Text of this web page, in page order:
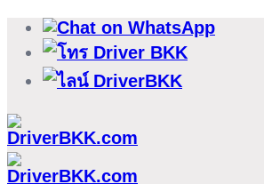
ข้าม
เนื้อหา